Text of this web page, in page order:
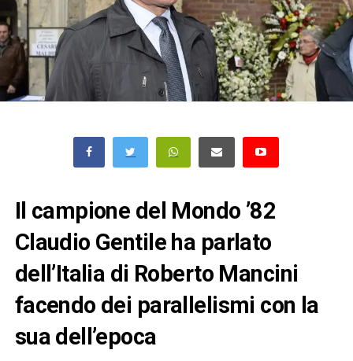
Il campione del Mondo ’82
Claudio Gentile ha parlato
dell’Italia di Roberto Mancini
facendo dei parallelismi con la
sua dell’epoca